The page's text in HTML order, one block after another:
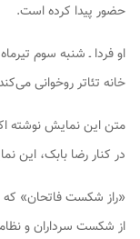
حضور پیدا کرده است.
او فردا ـ شنبه سوم
خانه تئاتر روخوانی
متن این نمایش نوشته
در کنار رضا بابک، این
«راز شکست فاتحان» که
از شکست سرداران و